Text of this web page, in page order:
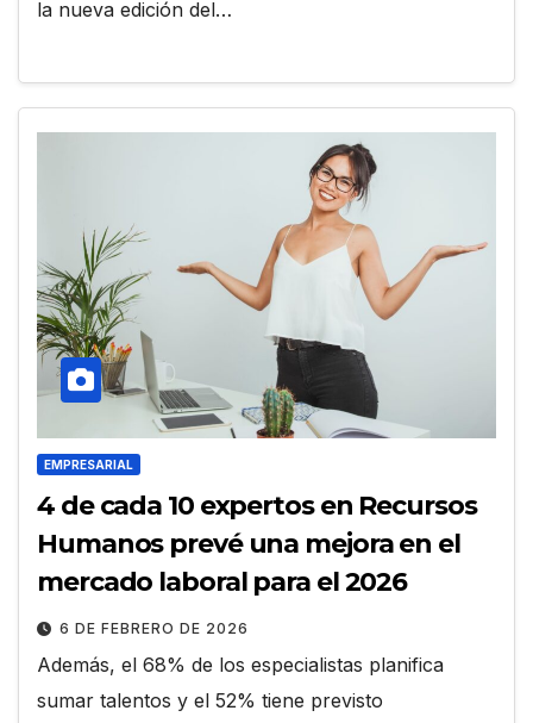
la nueva edición del…
EMPRESARIAL
4 de cada 10 expertos en Recursos
Humanos prevé una mejora en el
mercado laboral para el 2026
6 DE FEBRERO DE 2026
Además, el 68% de los especialistas planifica
sumar talentos y el 52% tiene previsto